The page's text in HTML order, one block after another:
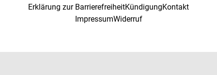
Erklärung zur BarrierefreiheitKündigungKontakt
ImpressumWiderruf